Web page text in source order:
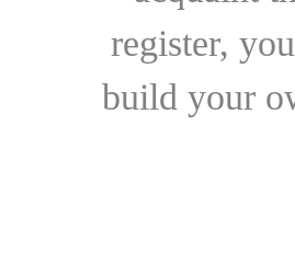
register,
build your